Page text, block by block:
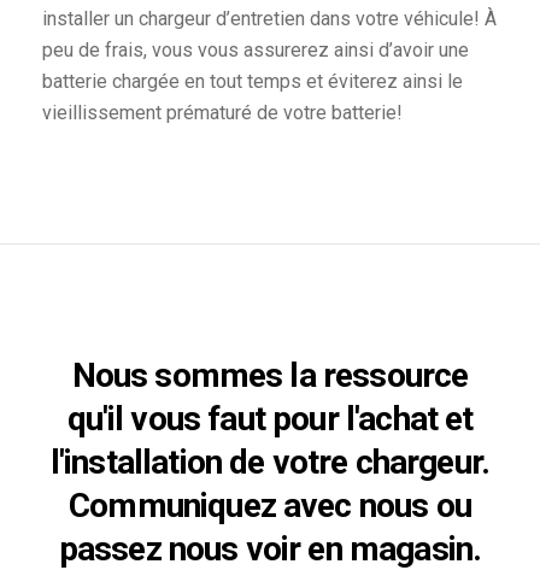
installer un chargeur d’entretien dans votre véhicule! À
peu de frais, vous vous assurerez ainsi d’avoir une
batterie chargée en tout temps et éviterez ainsi le
vieillissement prématuré de votre batterie!
Nous sommes la ressource
qu'il vous faut pour l'achat et
l'installation de votre chargeur.
Communiquez avec nous ou
passez nous voir en magasin.